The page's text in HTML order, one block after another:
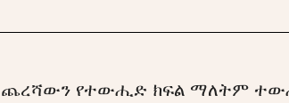
የተውሒድ ክፍል ማለትም